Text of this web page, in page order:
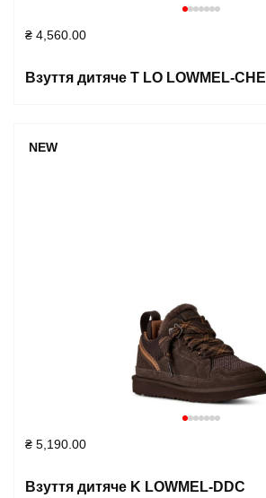
₴ 4,560.00
Взуття дитяче T LO LOWMEL-CHE
NEW
₴ 5,190.00
Взуття дитяче K LOWMEL-DDC